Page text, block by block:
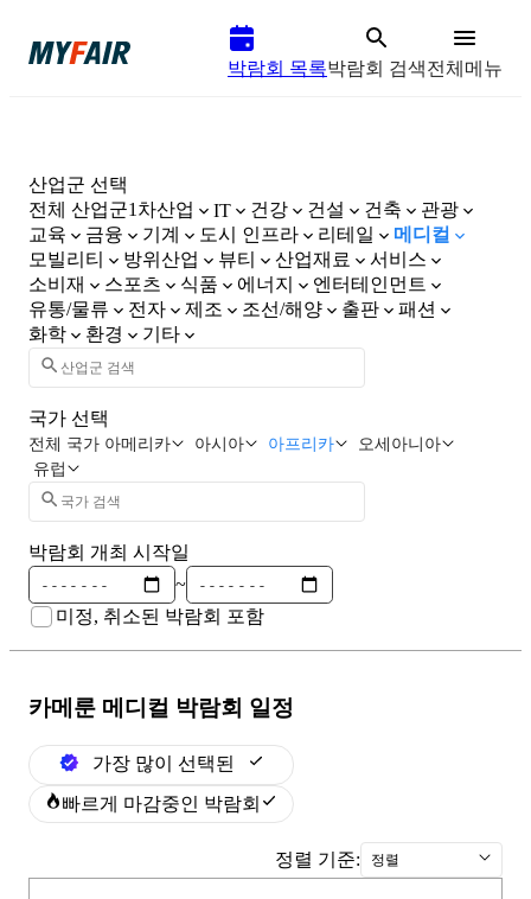
박람회 목록박람회 검색전체메뉴
산업군 선택
전체 산업군1차산업 IT 건강 건설 건축
관광
교육
금융 기계 도시 인프라 리테일
메디컬
모빌리티
방위산업 뷰티 산업재료
서비스
소비재
스포츠 식품 에너지
엔터테인먼트
유통/물류
전자 제조 조선/해양 출판
패션
화학
환경 기타
국가 선택
전체 국가 아메리카 아시아 아프리카
오세아니아
유럽
박람회 개최 시작일
~
미정, 취소된 박람회 포함
카메룬 메디컬 박람회 일정
가장 많이 선택된
빠르게 마감중인 박람회
정렬 기준: 정렬